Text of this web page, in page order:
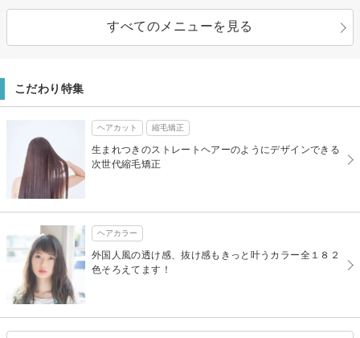
すべてのメニューを見る
こだわり特集
ヘアカット 縮毛矯正
生まれつきのストレートヘアーのようにデザインできる
次世代縮毛矯正
ヘアカラー
外国人風の透け感、抜け感もきっと叶うカラー全１８２
色そろえてます！